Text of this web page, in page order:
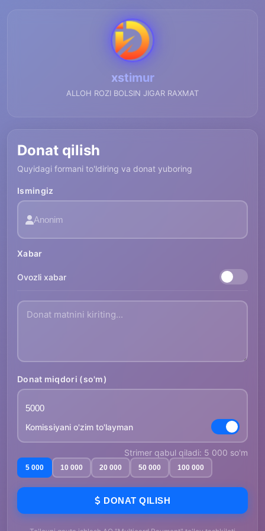
xstimur
ALLOH ROZI BOLSIN JIGAR RAXMAT
Donat qilish
Quyidagi formani to'ldiring va donat yuboring
Ismingiz
Xabar
Ovozli xabar
Donat miqdori (so'm)
Komissiyani o'zim to'layman
Strimer qabul qiladi: 5 000 so'm
5 000 10 000 20 000 50 000 100 000
DONAT QILISH